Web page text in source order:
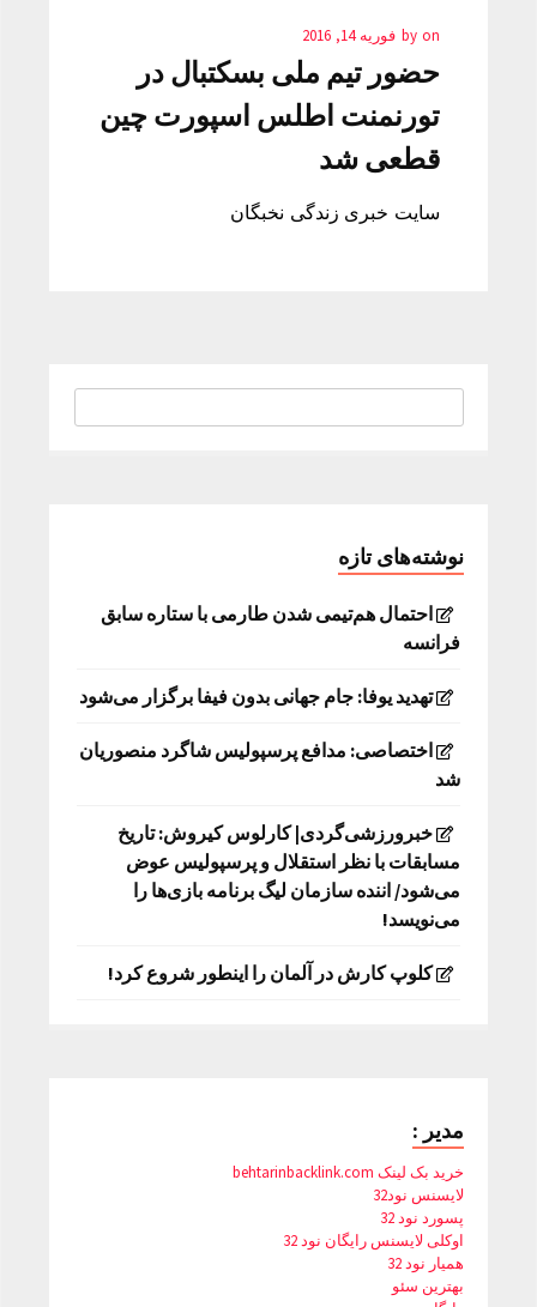
by on فوریه 14, 2016
حضور تیم ملی بسکتبال در
تورنمنت اطلس اسپورت چین
قطعی شد
سایت خبری زندگی نخبگان
نوشته‌های تازه
احتمال هم‌تیمی شدن طارمی با ستاره سابق
فرانسه
تهدید یوفا: جام جهانی بدون فیفا برگزار می‌شود
اختصاصی: مدافع پرسپولیس شاگرد منصوریان
شد
خبرورزشی‌گردی| کارلوس کیروش: تاریخ
مسابقات با نظر استقلال و پرسپولیس عوض
می‌شود/ اننده سازمان لیگ برنامه بازی‌ها را
می‌نویسد!
کلوپ کارش در آلمان را اینطور شروع کرد!
مدیر :
خرید بک لینک behtarinbacklink.com
لایسنس نود32
پسورد نود 32
اوکلی لایسنس رایگان نود 32
همیار نود 32
بهترین سئو